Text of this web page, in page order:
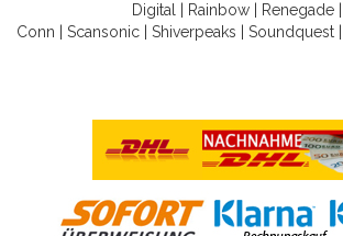
Digital
Rainbow| Renegade|
Conn
Scansonic Shiverpeaks Soundquest